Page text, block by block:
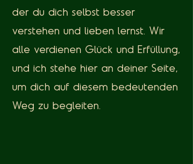
der du dich selbst besser
verstehen und lieben lernst. Wir
alle verdienen Glück und Erfüllung,
und ich stehe hier an deiner Seite,
um dich auf diesem bedeutenden
Weg zu begleiten.